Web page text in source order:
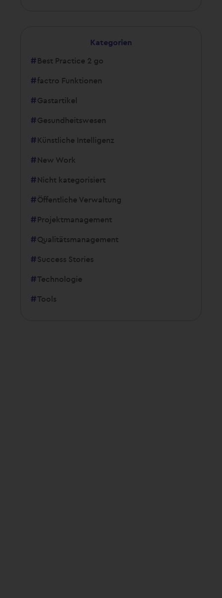
Kategorien
Best Practice 2 go
factro Funktionen
Gastartikel
Gesundheitswesen
Künstliche Intelligenz
New Work
Nicht kategorisiert
Öffentliche Verwaltung
Projektmanagement
Qualitätsmanagement
Success Stories
Technologie
Tools